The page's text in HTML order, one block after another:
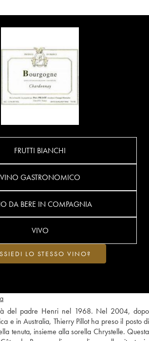
del padre Henri nel 1968. Nel 2004, dopo
e in Australia, Thierry Pillot ha preso il posto di
tenuta, insieme alla sorella Chrystelle. Questa
FRUTTI BIANCHI
VINO GASTRONOMICO
DA BERE IN COMPAGNIA
VIVO
LO STESSO VINO?